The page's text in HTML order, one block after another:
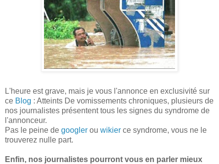
L'heure est grave, mais je vous l'annonce en exclusivité sur
ce Blog : Atteints De vomissements chroniques, plusieurs de
nos journalistes présentent tous les signes du syndrome de
l'annonceur.
Pas le peine de googler ou wikier ce syndrome, vous ne le
trouverez nulle part.
Enfin, nos journalistes pourront vous en parler mieux